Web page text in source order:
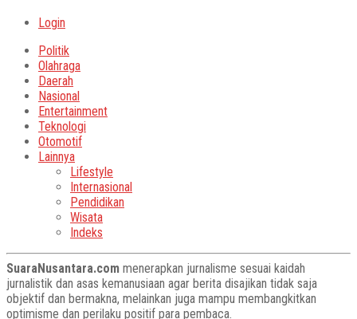
Login
Politik
Olahraga
Daerah
Nasional
Entertainment
Teknologi
Otomotif
Lainnya
Lifestyle
Internasional
Pendidikan
Wisata
Indeks
SuaraNusantara.com menerapkan jurnalisme sesuai kaidah
jurnalistik dan asas kemanusiaan agar berita disajikan tidak saja
objektif dan bermakna, melainkan juga mampu membangkitkan
optimisme dan perilaku positif para pembaca.